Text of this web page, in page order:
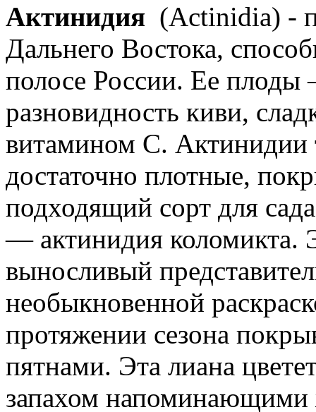
Актинидия (Actinidia) -
Дальнего Востока,
полосе России. Ее плоды
разновидность киви,
витамином C. Актинидии
достаточно плотные,
подходящий сорт для
— актинидия коломикта.
выносливый
необыкновенной
протяжении сезона
пятнами. Эта лиана
запахом